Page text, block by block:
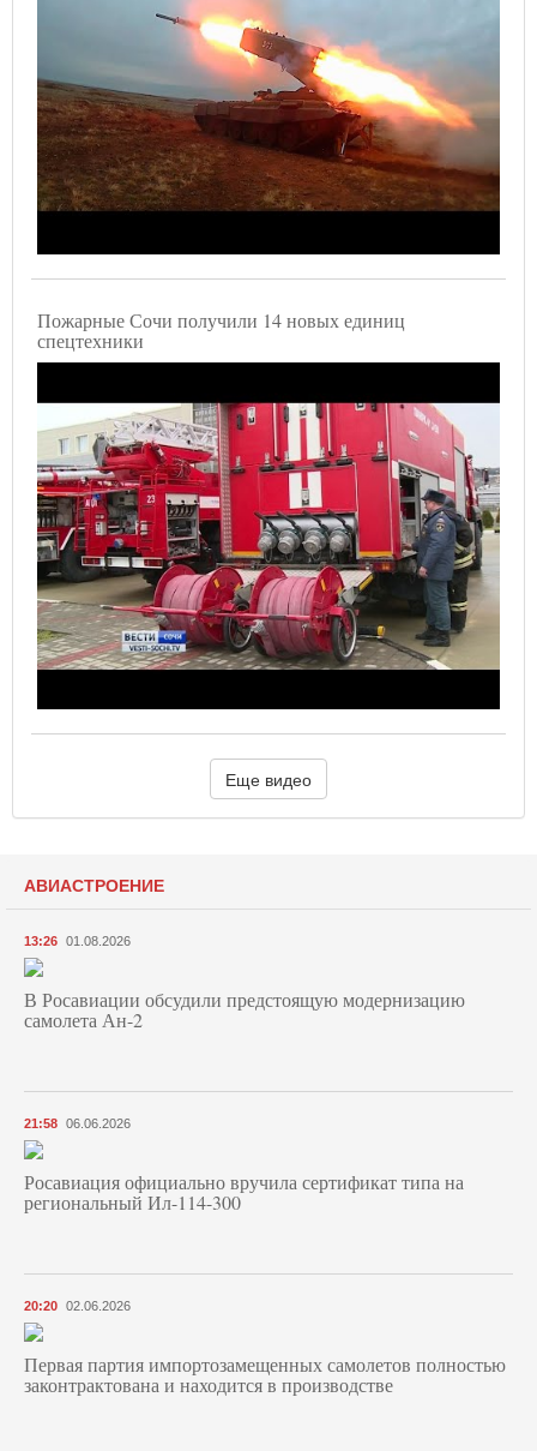
Пожарные Сочи получили 14 новых единиц
спецтехники
Еще видео
АВИАСТРОЕНИЕ
13:26 01.08.2026
В Росавиации обсудили предстоящую модернизацию
самолета Ан-2
21:58 06.06.2026
Росавиация официально вручила сертификат типа на
региональный Ил-114-300
20:20 02.06.2026
Первая партия импортозамещенных самолетов полностью
законтрактована и находится в производстве